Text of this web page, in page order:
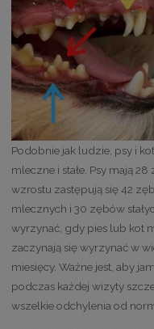
Podobnie jak ludzie, psy i
mleczne i stałe. Psy mają
wzrostu zastępują się 42
mlecznych i 30 zębów
wyrzynać, gdy pies lub kot
zaczynają się wyrzynać w
miesięcy. Ważne jest, aby
podczas każdej wizyty
wszelkie odchylenia od